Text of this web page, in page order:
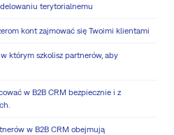
terytorialnemu
kont zajmować się Twoimi klientami
którym szkolisz partnerów, aby
w B2B CRM bezpiecznie i z
w B2B CRM obejmują